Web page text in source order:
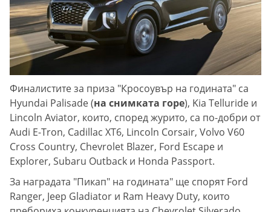
Финалистите за приза "Кросоувър на годината" са
Hyundai Palisade (на снимката горе), Kia Telluride и
Lincoln Aviator, които, според журито, са по-добри от
Audi E-Tron, Cadillac XT6, Lincoln Corsair, Volvo V60
Cross Country, Chevrolet Blazer, Ford Escape и
Explorer, Subaru Outback и Honda Passport.
За наградата "Пикап" на годината" ще спорят Ford
Ranger, Jeep Gladiator и Ram Heavy Duty, които